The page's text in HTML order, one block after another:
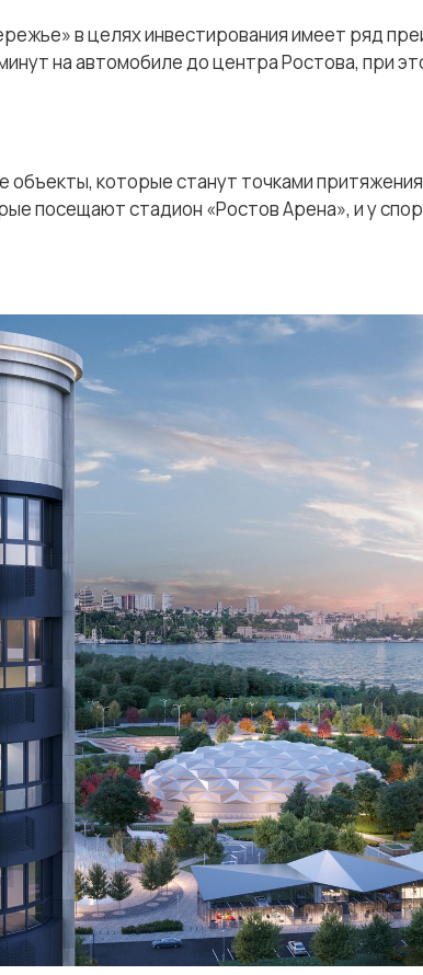
в целях инвестирования имеет ряд
на автомобиле до центра Ростова, при
которые станут точками
посещают стадион «Ростов Арена», и у